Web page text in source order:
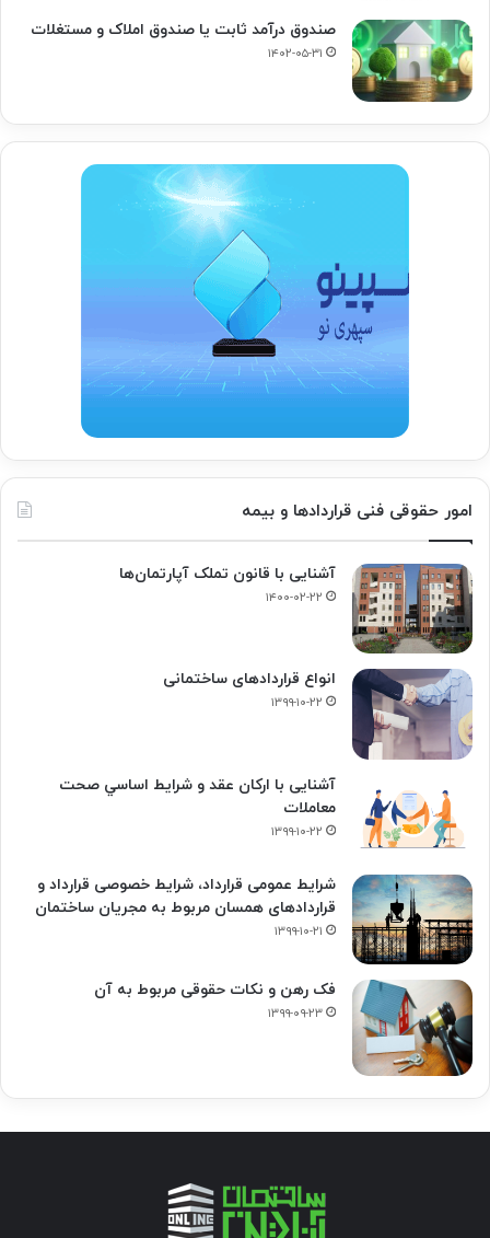
صندوق درآمد ثابت یا صندوق املاک و مستغلات
۱۴۰۲-۰۵-۳۱
امور حقوقی فنی قراردادها و بیمه
آشنایی با قانون تملک آپارتمان‌ها
۱۴۰۰-۰۲-۲۲
انواع قراردادهای ساختمانی
۱۳۹۹-۱۰-۲۲
آشنایی با ارکان عقد و شرايط اساسي صحت
معاملات
۱۳۹۹-۱۰-۲۲
شرایط عمومی قرارداد، شرایط خصوصی قرارداد و
قراردادهای همسان مربوط به مجریان ساختمان
۱۳۹۹-۱۰-۲۱
فک‌ رهن و نکات حقوقی مربوط به آن
۱۳۹۹-۰۹-۲۳